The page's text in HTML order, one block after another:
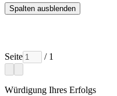
Spalten ausblenden
Seite / 1
Würdigung Ihres Erfolgs